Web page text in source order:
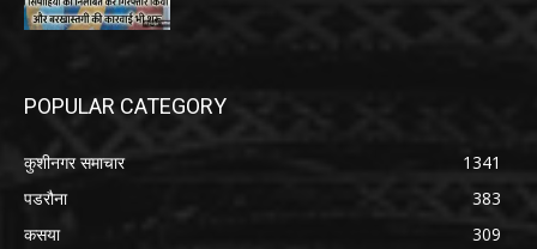
POPULAR CATEGORY
कुशीनगर समाचार
1341
पडरौना
383
कसया
309